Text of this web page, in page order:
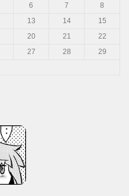
6 7
8
13 14
15
20 21
22
27 28
29